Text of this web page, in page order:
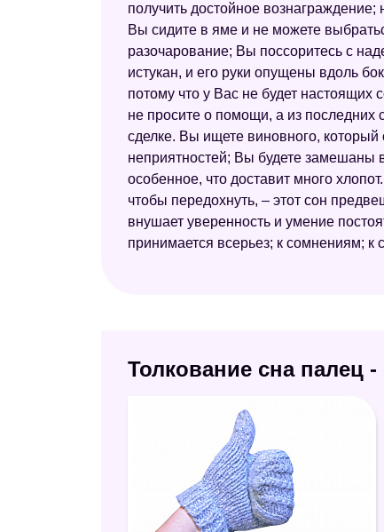
получить достойное
Вы сидите в яме и не можете
разочарование; Вы поссоритесь с
истукан, и его руки опущены вдоль
потому что у Вас не будет
не просите о помощи, а из последних
сделке. Вы ищете виновного, который
неприятностей; Вы будете замешаны
особенное, что доставит много
чтобы передохнуть, – этот сон
внушает уверенность и умение
принимается всерьез; к сомнениям;
Толкование сна палец